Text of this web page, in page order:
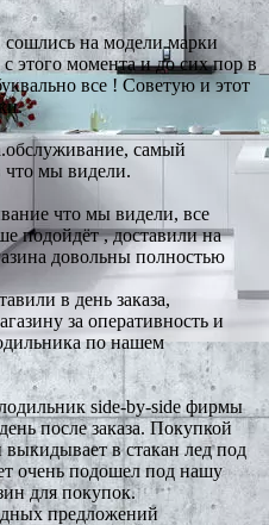
на модели марки
этого момента и до сих пор в
все ! Советую и этот
самый
что мы видели.
что мы видели, все
подойдёт , доставили на
довольны полностью
в день заказа,
за оперативность и
по нашем
side-by-side фирмы
после заказа. Покупкой
в стакан лед под
очень подошел под нашу
для покупок.
предложений